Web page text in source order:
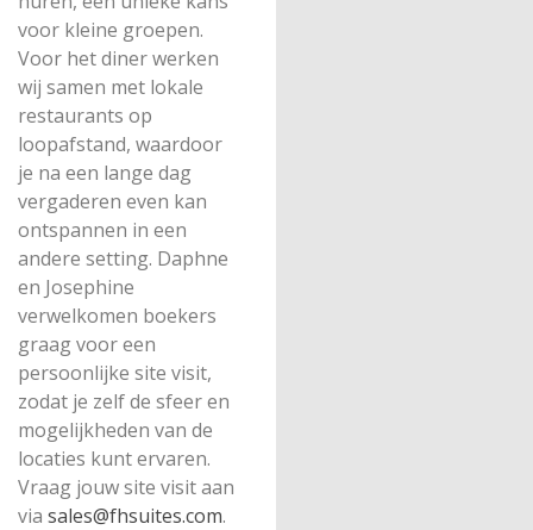
voor kleine groepen.
Voor het diner werken
wij samen met lokale
restaurants op
loopafstand, waardoor
je na een lange dag
vergaderen even kan
ontspannen in een
andere setting. Daphne
en Josephine
verwelkomen boekers
graag voor een
persoonlijke site visit,
zodat je zelf de sfeer en
mogelijkheden van de
locaties kunt ervaren.
Vraag jouw site visit aan
via sales@fhsuites.com.